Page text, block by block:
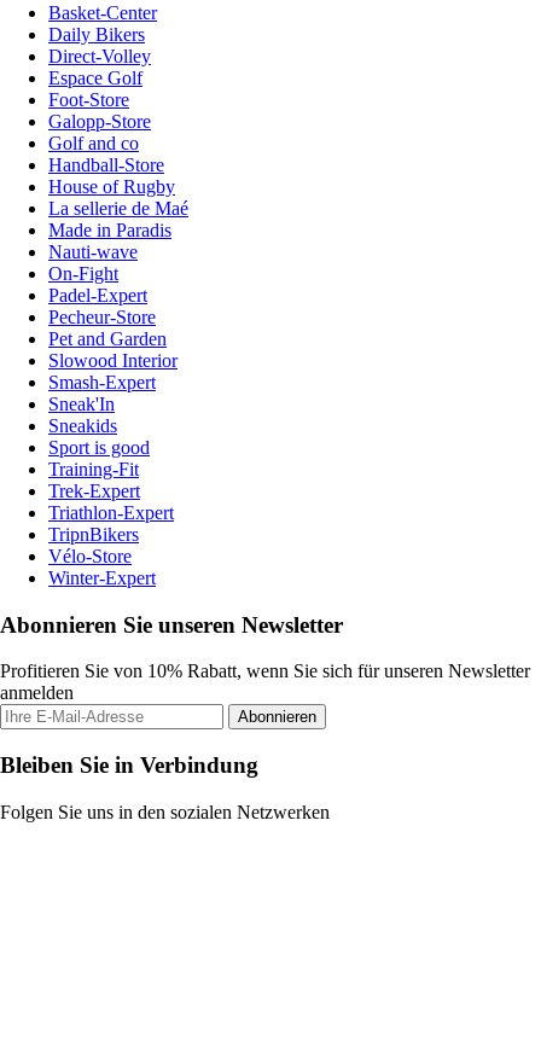
Basket-Center
Daily Bikers
Direct-Volley
Espace Golf
Foot-Store
Galopp-Store
Golf and co
Handball-Store
House of Rugby
La sellerie de Maé
Made in Paradis
Nauti-wave
On-Fight
Padel-Expert
Pecheur-Store
Pet and Garden
Slowood Interior
Smash-Expert
Sneak'In
Sneakids
Sport is good
Training-Fit
Trek-Expert
Triathlon-Expert
TripnBikers
Vélo-Store
Winter-Expert
Abonnieren Sie unseren Newsletter
Profitieren Sie von 10% Rabatt, wenn Sie sich für unseren Newsletter
anmelden
Abonnieren
Bleiben Sie in Verbindung
Folgen Sie uns in den sozialen Netzwerken